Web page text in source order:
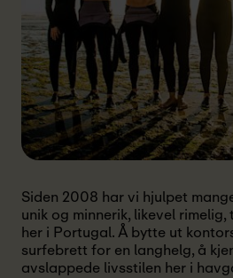
Siden 2008 har vi hjulpet
unik og minnerik, likevel
her i Portugal. Å bytte ut
surfebrett for en langhelg, å
avslappede livsstilen her i